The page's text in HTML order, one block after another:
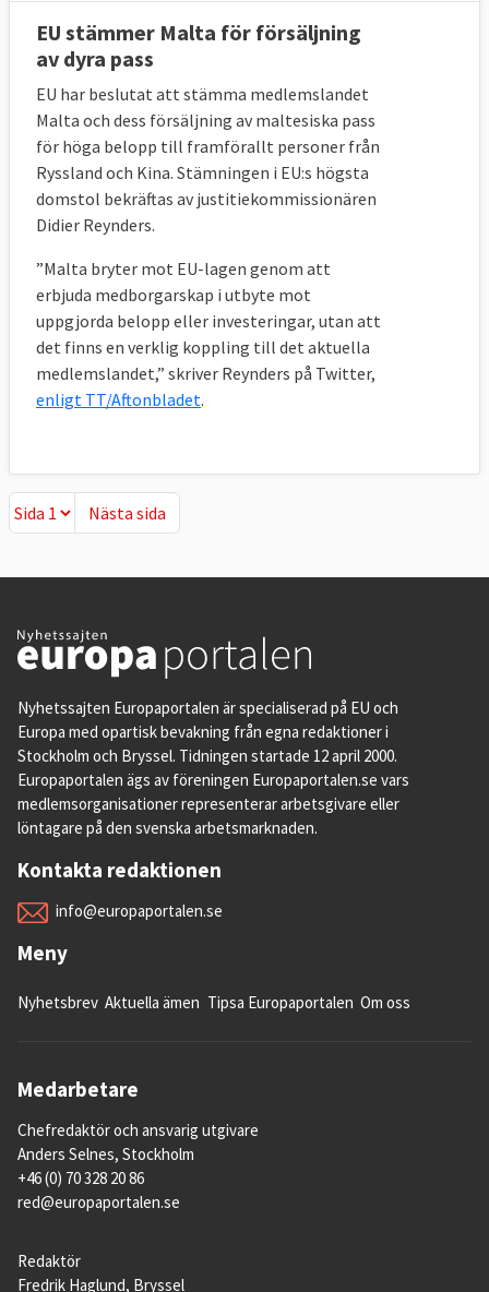
EU stämmer Malta för försäljning
av dyra pass
EU har beslutat att stämma medlemslandet
Malta och dess försäljning av maltesiska pass
för höga belopp till framförallt personer från
Ryssland och Kina. Stämningen i EU:s högsta
domstol bekräftas av justitiekommissionären
Didier Reynders.
”Malta bryter mot EU-lagen genom att
erbjuda medborgarskap i utbyte mot
uppgjorda belopp eller investeringar, utan att
det finns en verklig koppling till det aktuella
medlemslandet,” skriver Reynders på Twitter,
enligt TT/Aftonbladet.
Nästa sida
Nästa sida
Nyhetssajten Europaportalen är specialiserad på EU och
Europa med opartisk bevakning från egna redaktioner i
Stockholm och Bryssel. Tidningen startade 12 april 2000.
Europaportalen ägs av föreningen Europaportalen.se vars
medlemsorganisationer representerar arbetsgivare eller
löntagare på den svenska arbetsmarknaden.
Kontakta redaktionen
info@europaportalen.se
Meny
Nyhetsbrev Aktuella ämen Tipsa Europaportalen Om oss
Medarbetare
Chefredaktör och ansvarig utgivare
Anders Selnes, Stockholm
+46 (0) 70 328 20 86
red@europaportalen.se
Redaktör
Fredrik Haglund, Bryssel